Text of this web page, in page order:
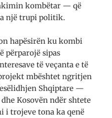
kombëtar — që
një trupi politik.
hapësirën ku kombi
përparojë sipas
të veçanta e të
mbështet ngritjen
Shqiptare —
Kosovën ndër shtete
i trojeve tona ka qenë